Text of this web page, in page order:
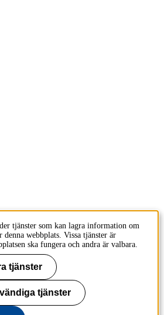
tjänster som kan lagra information om
webbplats. Vissa tjänster är
ska fungera och andra är valbara.
tjänster
tjänster